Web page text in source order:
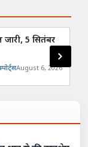
5 सितंबर
August 6, 2026